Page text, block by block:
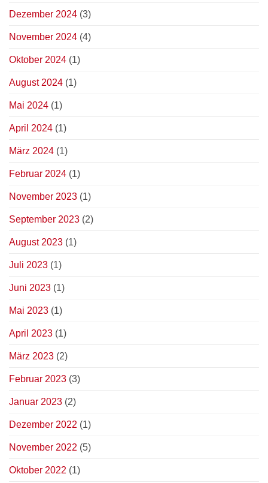
Dezember 2024 (3)
November 2024 (4)
Oktober 2024 (1)
August 2024 (1)
Mai 2024 (1)
April 2024 (1)
März 2024 (1)
Februar 2024 (1)
November 2023 (1)
September 2023 (2)
August 2023 (1)
Juli 2023 (1)
Juni 2023 (1)
Mai 2023 (1)
April 2023 (1)
März 2023 (2)
Februar 2023 (3)
Januar 2023 (2)
Dezember 2022 (1)
November 2022 (5)
Oktober 2022 (1)